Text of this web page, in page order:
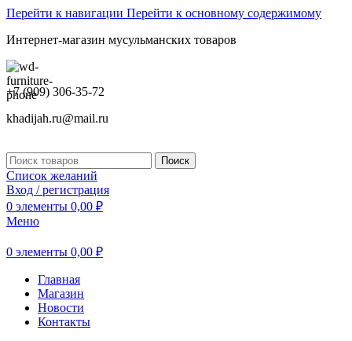
Перейти к навигации Перейти к основному содержимому
Интернет-магазин мусульманских товаров
+7 (909) 306-35-72
khadijah.ru@mail.ru
Поиск
Список желаний
Вход / регистрация
0 элементы 0,00 ₽
Меню
0 элементы 0,00 ₽
Главная
Магазин
Новости
Контакты